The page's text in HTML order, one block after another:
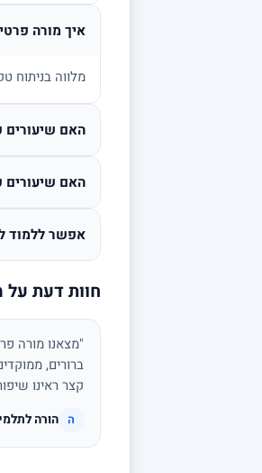
איך מורה
מלווה בניתוח
האם שיעורים
האם שיעורים
אפשר ללמוד
חוות דעת על
"מצאנו מורה
ברורים,
קצר ראינו
ה הורה